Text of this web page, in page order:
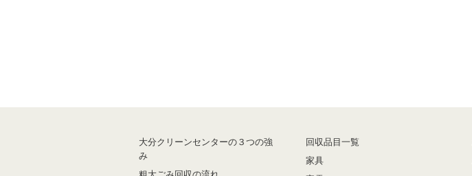
大分クリーンセンターの３つの強
み
回収品目一覧
家具